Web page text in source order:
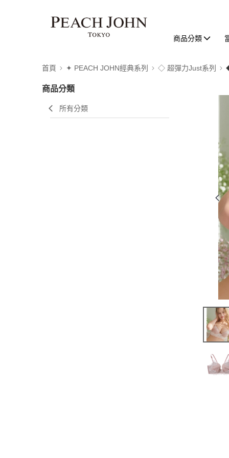
商品分類
首頁 ✦ PEACH JOHN經典系列 ◇ 超彈力Just系列
商品分類
所有分類